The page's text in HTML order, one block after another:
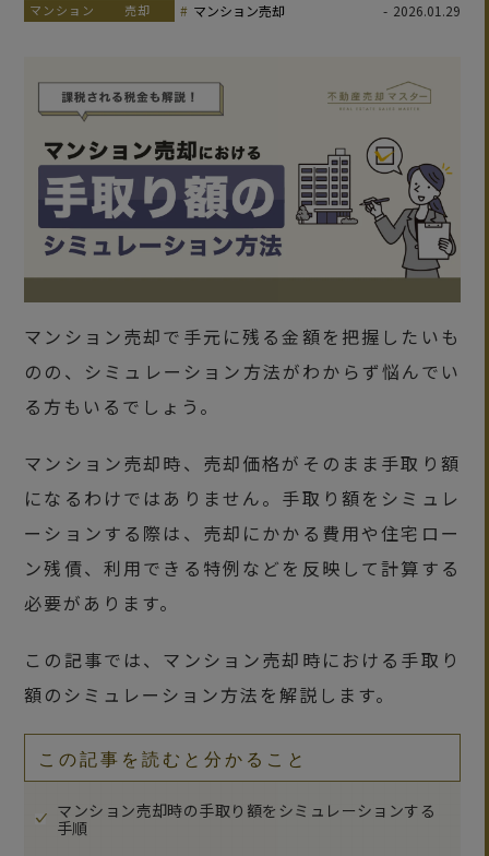
マンション 売却 マンション売却 2026.01.29
マンション売却で手元に残る金額を把握したいも
のの、シミュレーション方法がわからず悩んでい
る方もいるでしょう。
マンション売却時、売却価格がそのまま手取り額
になるわけではありません。手取り額をシミュレ
ーションする際は、売却にかかる費用や住宅ロー
ン残債、利用できる特例などを反映して計算する
必要があります。
この記事では、マンション売却時における手取り
額のシミュレーション方法を解説します。
この記事を読むと分かること
マンション売却時の手取り額をシミュレーションする
手順